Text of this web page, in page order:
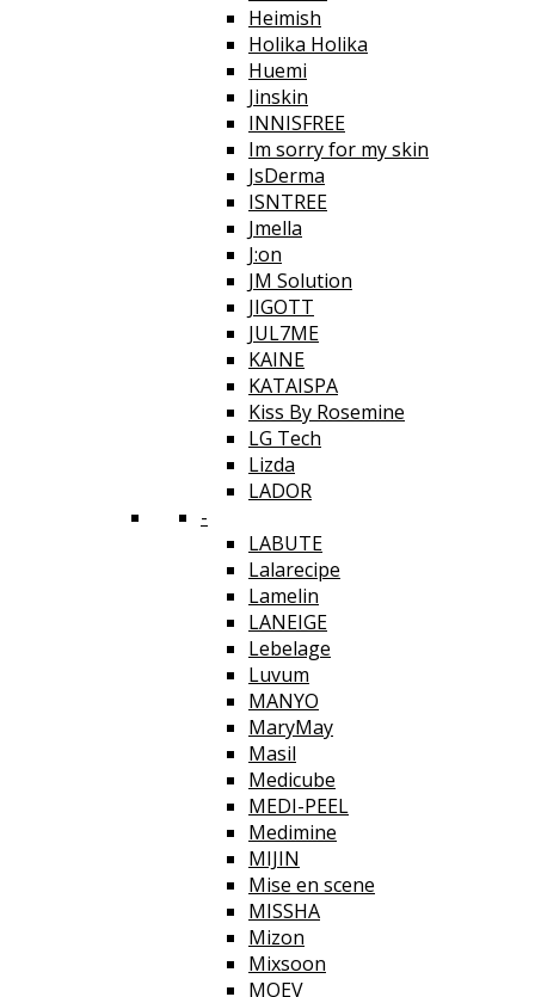
Heimish
Holika Holika
Huemi
Jinskin
INNISFREE
Im sorry for my skin
JsDerma
ISNTREE
Jmella
J:on
JM Solution
JIGOTT
JUL7ME
KAINE
KATAISPA
Kiss By Rosemine
LG Tech
Lizda
LADOR
-
LABUTE
Lalarecipe
Lamelin
LANEIGE
Lebelage
Luvum
MANYO
MaryMay
Masil
Medicube
MEDI-PEEL
Medimine
MIJIN
Mise en scene
MISSHA
Mizon
Mixsoon
MOEV